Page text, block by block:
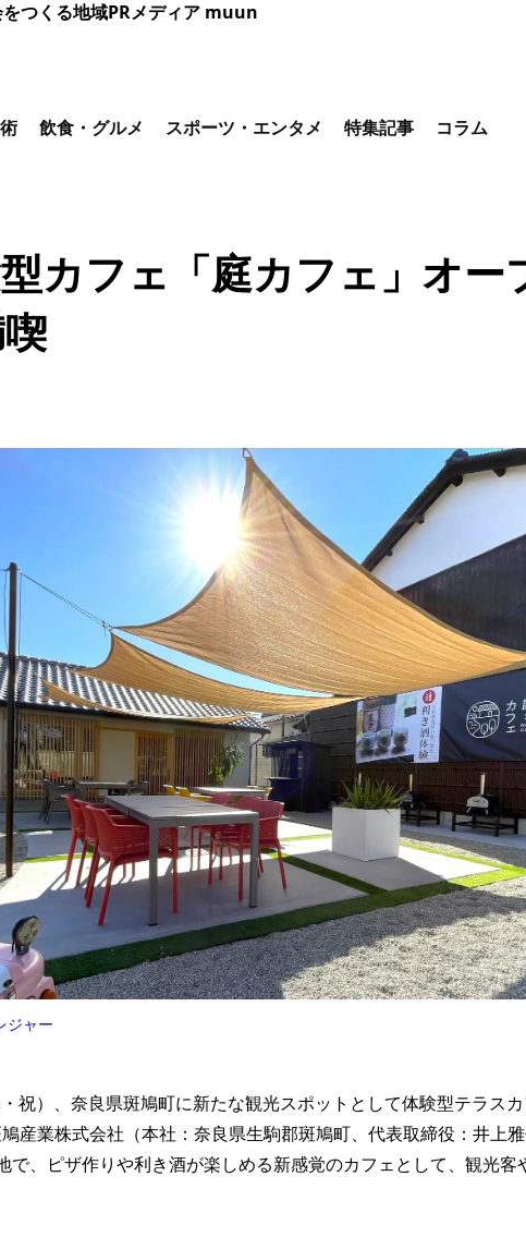
つくる地域PRメディア muun
飲食・グルメ スポーツ・エンタメ 特集記事 コラム
カフェ「庭カフェ」オー
ジャー
祝）、奈良県斑鳩町に新たな観光スポットとして体験型テラス
産業株式会社（本社：奈良県生駒郡斑鳩町、代表取締役：井上
で、ピザ作りや利き酒が楽しめる新感覚のカフェとして、観光客